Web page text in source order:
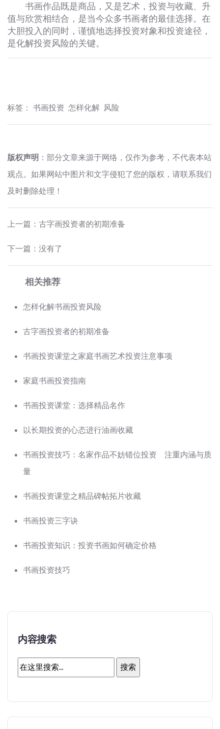
书画作品既是商品，又是艺术，投资与收藏、升
值与欣赏相结合，是当今众多书画者的最佳选择。在
大胆投入的同时，谨慎地选择投资对象和投资途径，
是化解投资风险的关键。
标签： 书画投资 怎样化解 风险
版权声明 ：部分文章来源于网络，仅作为参考，不代表本站
观点。如果网站中图片和文字侵犯了您的版权，请联系我们
及时删除处理！
上一篇： 古字画投资者的初期准备
下一篇：没有了
相关推荐
怎样化解书画投资风险
古字画投资者的初期准备
书画投资课堂之家庭书画艺术投资注意事项
家庭书画投资指南
书画投资课堂：选择精品名作
以长期投资的心态进行油画收藏
书画投资技巧：名家作品不妨错位投资 注重内涵与质
量
书画投资课堂之精品碑帖拓片收藏
书画投资三字诀
书画投资知识：投资书画如何确定价格
书画投资技巧
内容搜索